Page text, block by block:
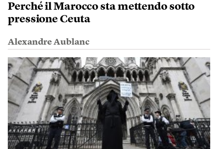
Perché il Marocco sta mettendo sotto
pressione Ceuta
Alexandre Aublanc